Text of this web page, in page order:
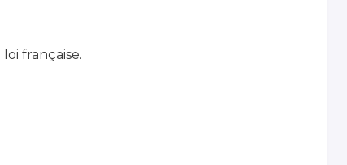
française.